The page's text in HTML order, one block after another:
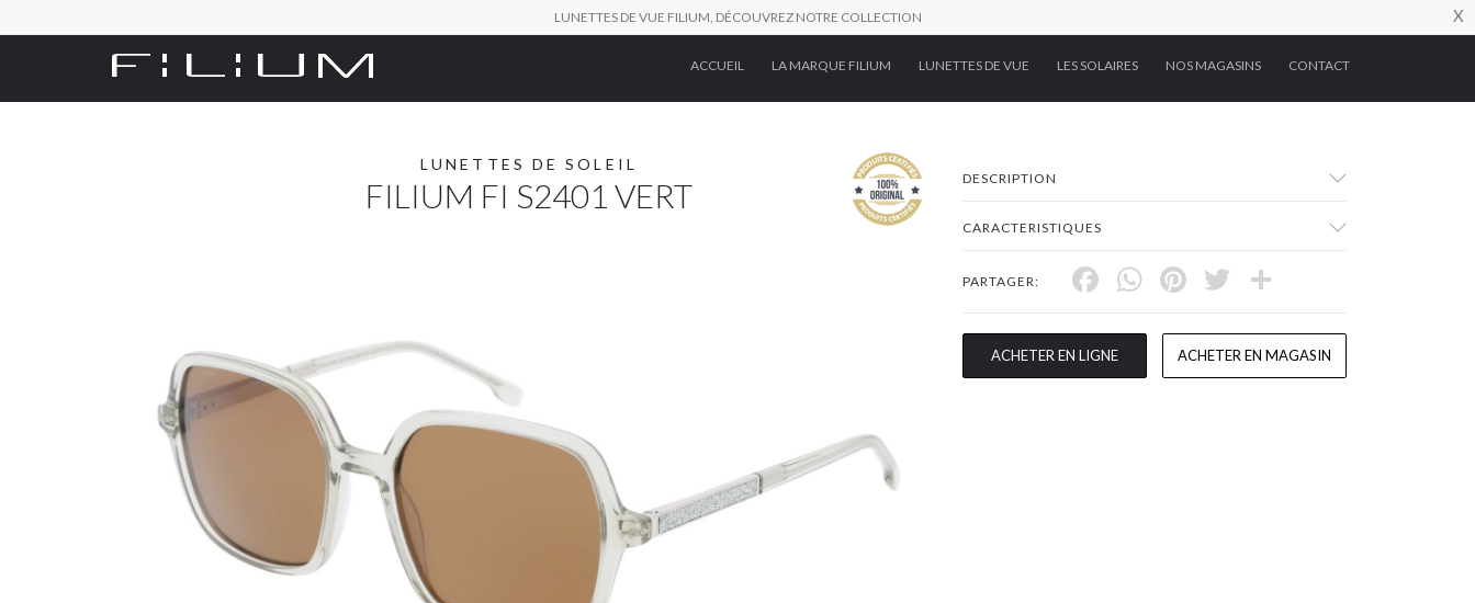
LUNETTES DE VUE FILIUM, DÉCOUVREZ NOTRE COLLECTION X
ACCUEIL LA MARQUE FILIUM LUNETTES DE VUE LES SOLAIRES NOS MAGASINS CONTACT
LUNETTES DE SOLEIL
FILIUM FI S2401 VERT DESCRIPTION
CARACTERISTIQUES
PARTAGER: Facebook
WhatsApp
Pinterest
Twitter
ACHETER EN LIGNE ACHETER EN MAGASIN